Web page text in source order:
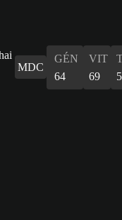
MDC
GÉN
64
VIT
69